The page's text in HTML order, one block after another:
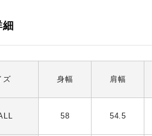
ズ 身幅 肩幅
58 54.5